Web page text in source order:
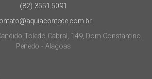
(82) 3551.5091
Toledo Cabral, 149, Dom Constantino.
Penedo - Alagoas